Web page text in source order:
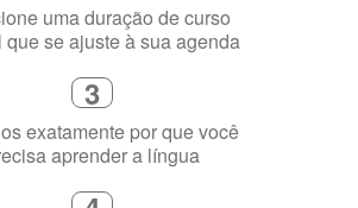
uma duração de curso
que se ajuste à sua agenda
3
exatamente por que você
aprender a língua